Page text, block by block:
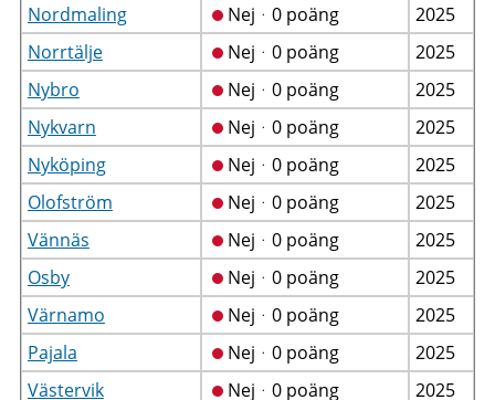
Nordmaling
Nejᆞ0 poäng
2025
Norrtälje
Nejᆞ0 poäng
2025
Nybro
Nejᆞ0 poäng
2025
Nykvarn
Nejᆞ0 poäng
2025
Nyköping
Nejᆞ0 poäng
2025
Olofström
Nejᆞ0 poäng
2025
Vännäs
Nejᆞ0 poäng
2025
Osby
Nejᆞ0 poäng
2025
Värnamo
Nejᆞ0 poäng
2025
Pajala
Nejᆞ0 poäng
2025
Västervik
Nejᆞ0 poäng 2025